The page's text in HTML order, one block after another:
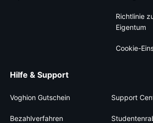
Richtlinie
Eigentum
Cookie-
Hilfe & Support
Voghion Gutschein Support
Bezahlverfahren